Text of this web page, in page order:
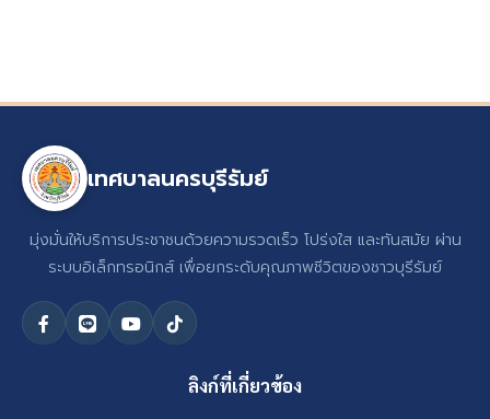
เทศบาลนครบุรีรัมย์
มุ่งมั่นให้บริการประชาชนด้วยความรวดเร็ว โปร่งใส และทันสมัย ผ่าน
ระบบอิเล็กทรอนิกส์ เพื่อยกระดับคุณภาพชีวิตของชาวบุรีรัมย์
ลิงก์ที่เกี่ยวข้อง